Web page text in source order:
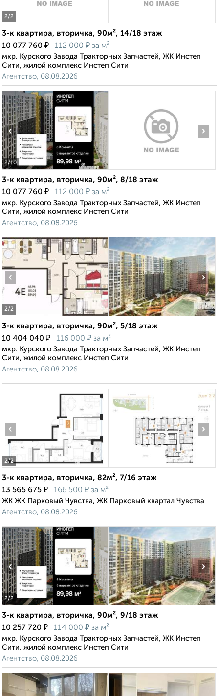
2/2
3-к квартира, вторичка, 90м², 14/18 этаж
10 077 760 ₽ 112 000 ₽ за м²
мкр. Курского Завода Тракторных Запчастей, ЖК Инстеп
Сити, жилой комплекс Инстеп Сити
Агентство, 08.08.2026
2/10
‹ ›
3-к квартира, вторичка, 90м², 8/18 этаж
10 077 760 ₽ 112 000 ₽ за м²
мкр. Курского Завода Тракторных Запчастей, ЖК Инстеп
Сити, жилой комплекс Инстеп Сити
Агентство, 08.08.2026
2/2
‹ ›
3-к квартира, вторичка, 90м², 5/18 этаж
10 404 040 ₽ 116 000 ₽ за м²
мкр. Курского Завода Тракторных Запчастей, ЖК Инстеп
Сити, жилой комплекс Инстеп Сити
Агентство, 08.08.2026
2/2
‹ ›
3-к квартира, вторичка, 82м², 7/16 этаж
13 565 675 ₽ 166 500 ₽ за м²
ЖК ЖК Парковый Чувства, ЖК Парковый квартал Чувства
Агентство, 08.08.2026
2/2
‹ ›
3-к квартира, вторичка, 90м², 9/18 этаж
10 257 720 ₽ 114 000 ₽ за м²
мкр. Курского Завода Тракторных Запчастей, ЖК Инстеп
Сити, жилой комплекс Инстеп Сити
Агентство, 08.08.2026